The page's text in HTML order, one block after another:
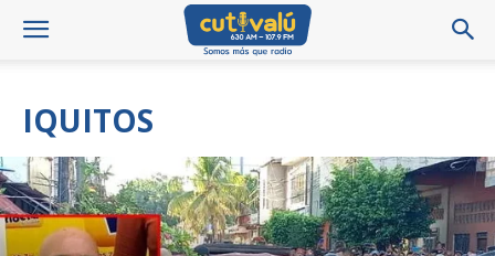
IQUITOS